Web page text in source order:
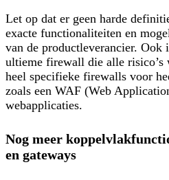
Let op dat er geen harde
exacte functionaliteiten en
van de productleverancier. Ook
ultieme firewall die alle risico’s
heel specifieke firewalls voor
zoals een WAF (Web
webapplicaties.
Nog meer
en gateways